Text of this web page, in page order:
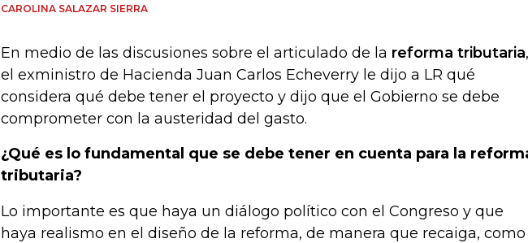
CAROLINA SALAZAR SIERRA
En medio de las discusiones sobre el articulado de la reforma tributaria,
el exministro de Hacienda Juan Carlos Echeverry le dijo a LR qué
considera qué debe tener el proyecto y dijo que el Gobierno se debe
comprometer con la austeridad del gasto.
¿Qué es lo fundamental que se debe tener en cuenta para la
tributaria?
Lo importante es que haya un diálogo político con el Congreso y que
haya realismo en el diseño de la reforma, de manera que recaiga, como